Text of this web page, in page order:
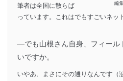
編
筆者は全国に散らば
っています。これはでもすごいネッ
―でも山根さん自身、フィール
いですか。
いやあ、まさにその通りなんです（